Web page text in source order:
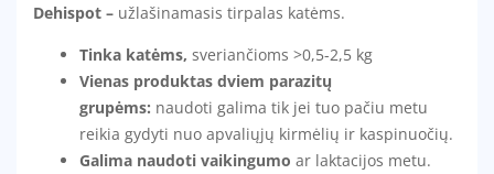
Dehispot – užlašinamasis tirpalas katėms.
Tinka katėms, sveriančioms >0,5-2,5 kg
Vienas produktas dviem parazitų
grupėms: naudoti galima tik jei tuo pačiu metu
reikia gydyti nuo apvaliųjų kirmėlių ir kaspinuočių.
Galima naudoti vaikingumo ar laktacijos metu.